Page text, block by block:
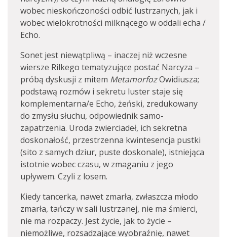
wobec nieskończoności odbić lustrzanych, jak i
wobec wielokrotności milknącego w oddali echa /
Echo.
Sonet jest niewątpliwą – inaczej niż wczesne
wiersze Rilkego tematyzujące postać Narcyza –
próbą dyskusji z mitem MetamorfozOwidiusza;
podstawą rozmów i sekretu luster staje się
komplementarna/e Echo, żeński, zredukowany
do zmysłu słuchu, odpowiednik samo-
zapatrzenia. Uroda zwierciadeł, ich sekretna
doskonałość, przestrzenna kwintesencja pustki
(sito z samych dziur, puste doskonale), istniejąca
istotnie wobec czasu, w zmaganiu z jego
upływem. Czyli z losem.
Kiedy tancerka, nawet zmarła, zwłaszcza młodo
zmarła, tańczy w sali lustrzanej, nie ma śmierci,
nie ma rozpaczy. Jest życie, jak to życie –
niemożliwe, rozsadzające wyobraźnię, nawet